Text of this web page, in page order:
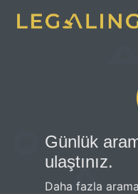
Günlük
ulaştınız.
Daha fazla